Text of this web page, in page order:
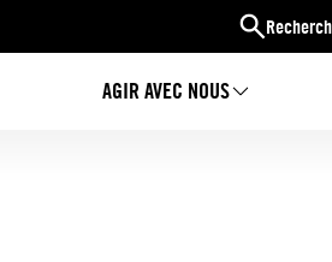
AGIR AVEC NOUS